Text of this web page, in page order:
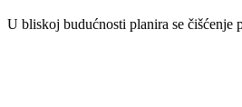
U bliskoj budućnosti planira se čišćenje